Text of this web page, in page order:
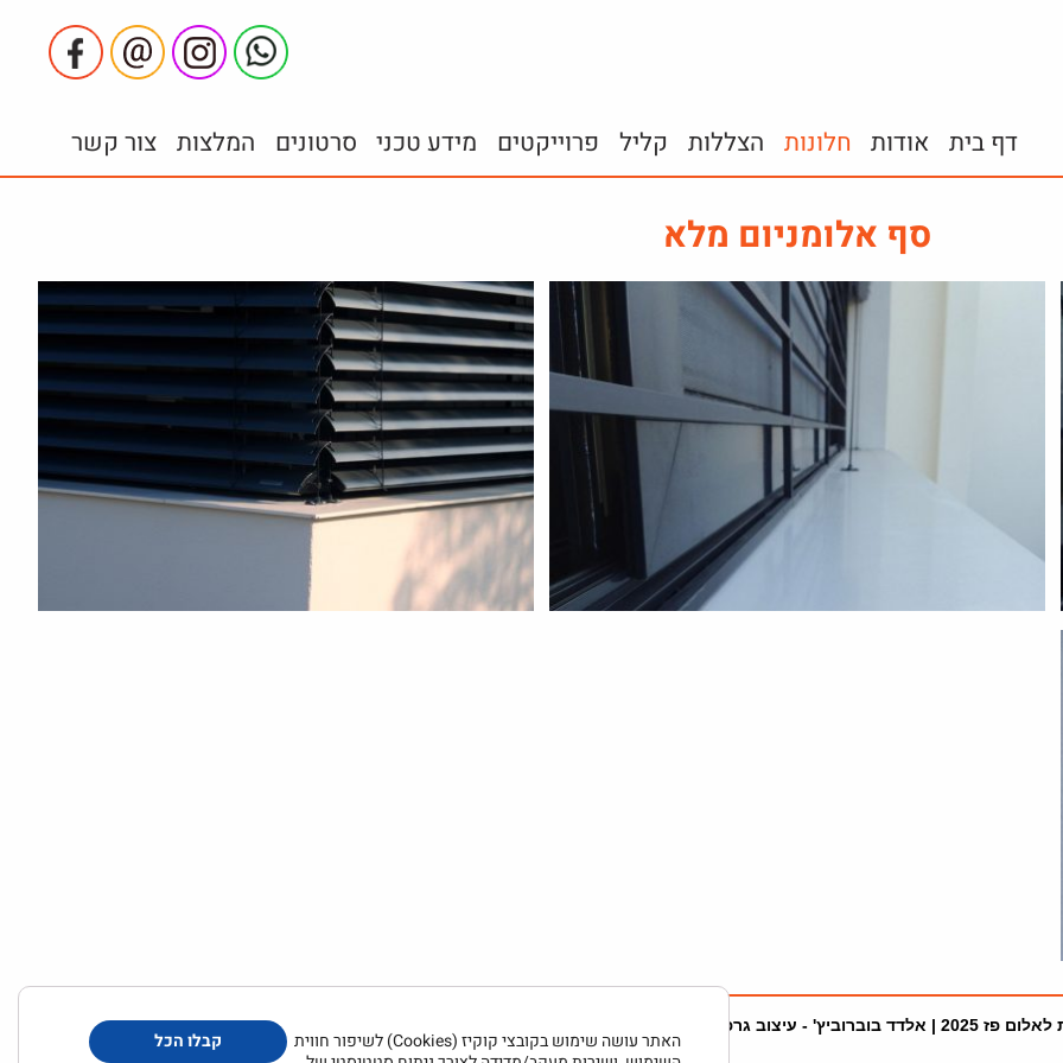
דף בית אודות חלונות הצללות קליל פרוייקטים מידע טכני סרטונים המלצות צור קשר
סף אלומניום מלא
פז 2025 | אלדד בוברוביץ' - עיצוב גרפי ובניית אתרים
האתר עושה שימוש בקובצי קוקיז (Cookies) לשיפור חווית
קבלו הכל